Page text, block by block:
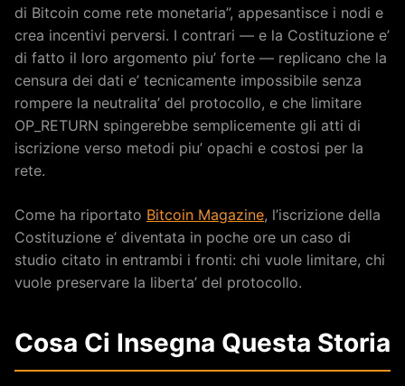
di Bitcoin come rete monetaria”, appesantisce i nodi e
crea incentivi perversi. I contrari — e la Costituzione e’
di fatto il loro argomento piu’ forte — replicano che la
censura dei dati e’ tecnicamente impossibile senza
rompere la neutralita’ del protocollo, e che limitare
OP_RETURN spingerebbe semplicemente gli atti di
iscrizione verso metodi piu’ opachi e costosi per la
rete.
Come ha riportato Bitcoin Magazine, l’iscrizione della
Costituzione e’ diventata in poche ore un caso di
studio citato in entrambi i fronti: chi vuole limitare, chi
vuole preservare la liberta’ del protocollo.
Cosa Ci Insegna Questa Storia